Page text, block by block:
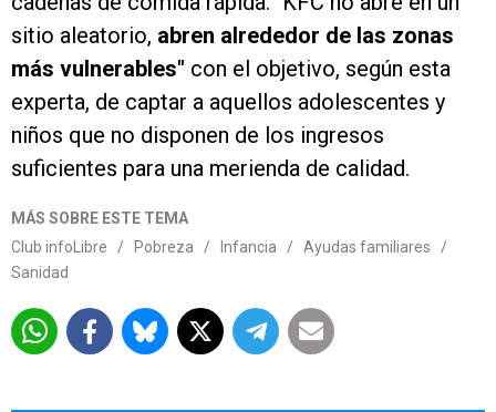
sitio aleatorio, abren alrededor de las zonas
más vulnerables" con el objetivo, según esta
experta, de captar a aquellos adolescentes y
niños que no disponen de los ingresos
suficientes para una merienda de calidad.
MÁS SOBRE ESTE TEMA
Club infoLibre
/ Pobreza / Infancia / Ayudas familiares
/
Sanidad